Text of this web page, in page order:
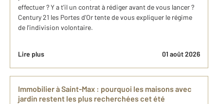
effectuer ? Y a t'il un contrat à rédiger avant de vous lancer ?
Century 21 les Portes d'Or tente de vous expliquer le régime
de l'indivision volontaire.
Lire plus 01 août 2026
Immobilier à Saint-Max : pourquoi les maisons avec
jardin restent les plus recherchées cet été